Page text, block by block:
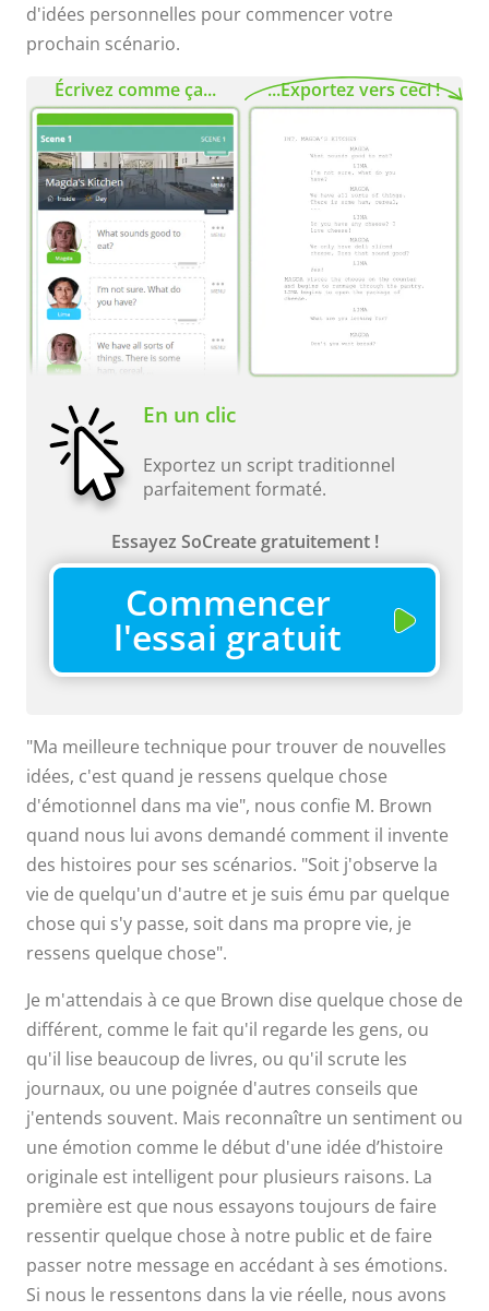
d'idées personnelles pour commencer votre
prochain scénario.
En un clic
Exportez un script traditionnel
parfaitement formaté.
Essayez SoCreate gratuitement !
Commencer
l'essai gratuit
Écrivez comme ça... ...Exportez vers ceci !
"Ma meilleure technique pour trouver de nouvelles
idées, c'est quand je ressens quelque chose
d'émotionnel dans ma vie", nous confie M. Brown
quand nous lui avons demandé comment il invente
des histoires pour ses scénarios. "Soit j'observe la
vie de quelqu'un d'autre et je suis ému par quelque
chose qui s'y passe, soit dans ma propre vie, je
ressens quelque chose".
Je m'attendais à ce que Brown dise quelque chose de
différent, comme le fait qu'il regarde les gens, ou
qu'il lise beaucoup de livres, ou qu'il scrute les
journaux, ou une poignée d'autres conseils que
j'entends souvent. Mais reconnaître un sentiment ou
une émotion comme le début d'une idée d’histoire
originale est intelligent pour plusieurs raisons. La
première est que nous essayons toujours de faire
ressentir quelque chose à notre public et de faire
passer notre message en accédant à ses émotions.
Si nous le ressentons dans la vie réelle, nous avons